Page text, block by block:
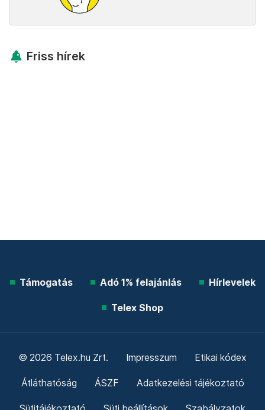
Friss hírek
Támogatás Adó 1% felajánlás Hírlevelek
Telex Shop
© 2026 Telex.hu Zrt. Impresszum Etikai kódex
Átláthatóság ÁSZF Adatkezelési tájékoztató